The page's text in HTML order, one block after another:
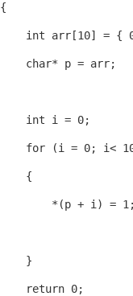
{
int arr[10] = {
    char* p = arr;
    int i = 0;
for (i = 0; i<
    {
*(p + i) =
    }
    return 0;